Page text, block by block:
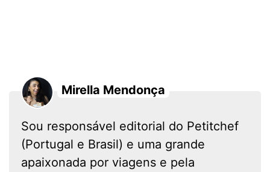
Mirella Mendonça
Sou responsável editorial do Petitchef
(Portugal e Brasil) e uma grande
apaixonada por viagens e pela